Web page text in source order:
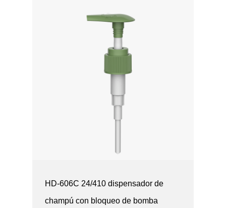
HD-606C 24/410 dispensador de
champú con bloqueo de bomba